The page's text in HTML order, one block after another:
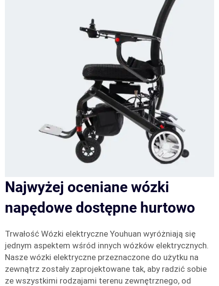
Najwyżej oceniane wózki
napędowe dostępne hurtowo
Trwałość Wózki elektryczne Youhuan wyróżniają się
jednym aspektem wśród innych wózków elektrycznych.
Nasze wózki elektryczne przeznaczone do użytku na
zewnątrz zostały zaprojektowane tak, aby radzić sobie
ze wszystkimi rodzajami terenu zewnętrznego, od